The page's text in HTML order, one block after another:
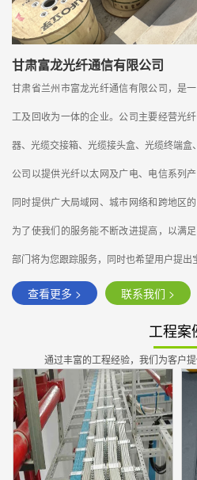
甘肃富龙光纤通信有限公司
甘肃省兰州市富龙光纤通信有限公司，是
工及回收为一体的企业。公司主要经营光
器、光缆交接箱、光缆接头盒、光缆终端
公司以提供光纤以太网及广电、电信系列
同时提供广大局域网、城市网络和跨地区
为了使我们的服务能不断改进提高，以满
部门将为您跟踪服务，同时也希望用户提
查看更多 > 联系我们 >
工程案
通过丰富的工程经验，我们为客户